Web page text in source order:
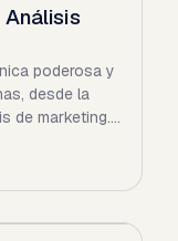
poderosa y
desde la
de marketing.